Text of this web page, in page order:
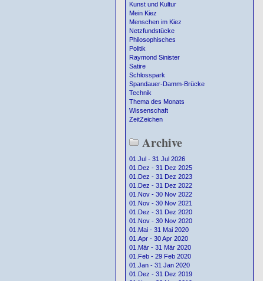
Kunst und Kultur
Mein Kiez
Menschen im Kiez
Netzfundstücke
Philosophisches
Politik
Raymond Sinister
Satire
Schlosspark
Spandauer-Damm-Brücke
Technik
Thema des Monats
Wissenschaft
ZeitZeichen
Archive
01.Jul - 31 Jul 2026
01.Dez - 31 Dez 2025
01.Dez - 31 Dez 2023
01.Dez - 31 Dez 2022
01.Nov - 30 Nov 2022
01.Nov - 30 Nov 2021
01.Dez - 31 Dez 2020
01.Nov - 30 Nov 2020
01.Mai - 31 Mai 2020
01.Apr - 30 Apr 2020
01.Mär - 31 Mär 2020
01.Feb - 29 Feb 2020
01.Jan - 31 Jan 2020
01.Dez - 31 Dez 2019